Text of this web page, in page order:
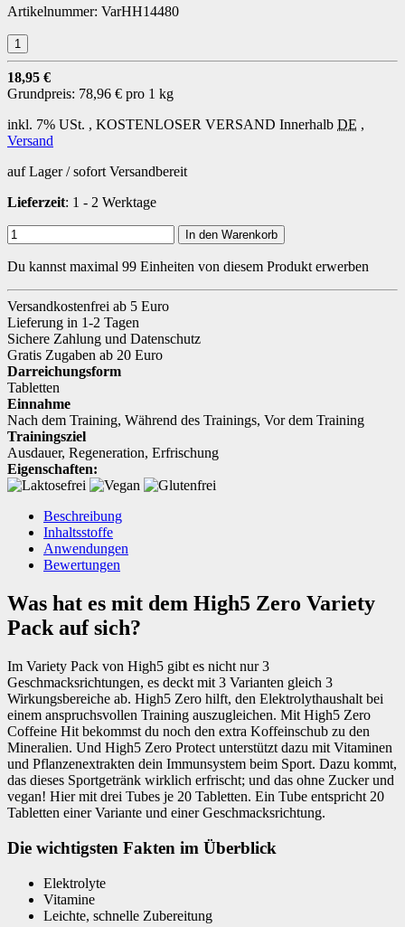
Artikelnummer: VarHH14480
18,95 €
Grundpreis: 78,96 € pro 1 kg
inkl. 7% USt. , KOSTENLOSER VERSAND Innerhalb DE ,
Versand
auf Lager / sofort Versandbereit
Lieferzeit: 1 - 2 Werktage
In den Warenkorb
Du kannst maximal 99 Einheiten von diesem Produkt erwerben
Versandkostenfrei ab 5 Euro
Lieferung in 1-2 Tagen
Sichere Zahlung und Datenschutz
Gratis Zugaben ab 20 Euro
Darreichungsform
Tabletten
Einnahme
Nach dem Training, Während des Trainings, Vor dem Training
Trainingsziel
Ausdauer, Regeneration, Erfrischung
Eigenschaften:
Beschreibung
Inhaltsstoffe
Anwendungen
Bewertungen
Was hat es mit dem High5 Zero Variety
Pack auf sich?
Im Variety Pack von High5 gibt es nicht nur 3
Geschmacksrichtungen, es deckt mit 3 Varianten gleich 3
Wirkungsbereiche ab. High5 Zero hilft, den Elektrolythaushalt bei
einem anspruchsvollen Training auszugleichen. Mit High5 Zero
Coffeine Hit bekommst du noch den extra Koffeinschub zu den
Mineralien. Und High5 Zero Protect unterstützt dazu mit Vitaminen
und Pflanzenextrakten dein Immunsystem beim Sport. Dazu kommt,
das dieses Sportgetränk wirklich erfrischt; und das ohne Zucker und
vegan! Hier mit drei Tubes je 20 Tabletten. Ein Tube entspricht 20
Tabletten einer Variante und einer Geschmacksrichtung.
Die wichtigsten Fakten im Überblick
Elektrolyte
Vitamine
Leichte, schnelle Zubereitung